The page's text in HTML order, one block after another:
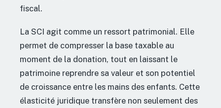
fiscal.
La SCI agit comme un ressort patrimonial. Elle
permet de compresser la base taxable au
moment de la donation, tout en laissant le
patrimoine reprendre sa valeur et son potentiel
de croissance entre les mains des enfants. Cette
élasticité juridique transfère non seulement des